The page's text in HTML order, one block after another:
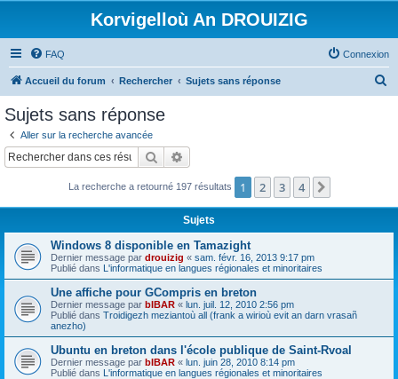
Korvigelloù An DROUIZIG
FAQ Connexion
Accueil du forum Rechercher Sujets sans réponse
c
Sujets sans réponse
Aller sur la recherche avancée
Rechercher
La recherche a retourné 197 résultats 1 2 3 4
Sujets
Windows 8 disponible en Tamazight
Dernier message par drouizig « sam. févr. 16, 2013 9:17 pm
Publié dans L'informatique en langues régionales et minoritaires
Une affiche pour GCompris en breton
Dernier message par bIBAR « lun. juil. 12, 2010 2:56 pm
Publié dans Troidigezh meziantoù all (frank a wirioù evit an darn vrasañ
anezho)
Ubuntu en breton dans l'école publique de Saint-Rvoal
Dernier message par bIBAR « lun. juin 28, 2010 8:14 pm
Publié dans L'informatique en langues régionales et minoritaires